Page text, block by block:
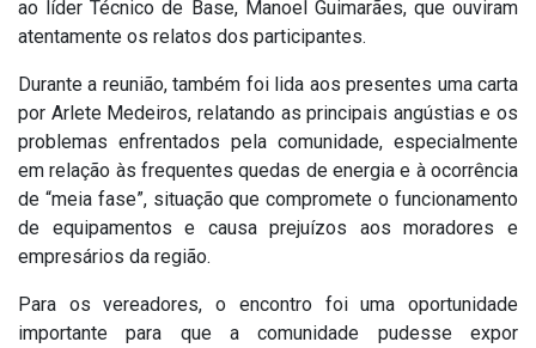
ao líder Técnico de Base, Manoel Guimarães, que ouviram
atentamente os relatos dos participantes.
Durante a reunião, também foi lida aos presentes uma carta
por Arlete Medeiros, relatando as principais angústias e os
problemas enfrentados pela comunidade, especialmente
em relação às frequentes quedas de energia e à ocorrência
de “meia fase”, situação que compromete o funcionamento
de equipamentos e causa prejuízos aos moradores e
empresários da região.
Para os vereadores, o encontro foi uma oportunidade
importante para que a comunidade pudesse expor